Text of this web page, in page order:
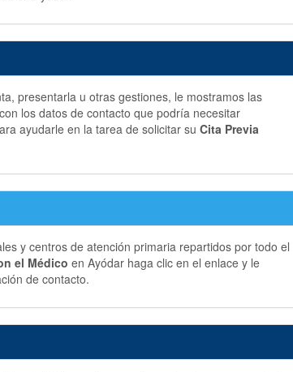
presentarla u otras gestiones, le mostramos las
los datos de contacto que podría necesitar
ayudarle en la tarea de solicitar su Cita Previa
y centros de atención primaria repartidos por todo el
el Médico en Ayódar haga clic en el enlace y le
de contacto.